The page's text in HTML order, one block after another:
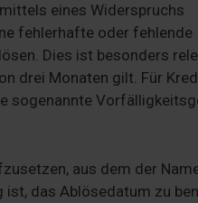
eines Widerspruchs
fehlerhafte oder fehlende
Dies ist besonders
drei Monaten gilt. Für
sogenannte
aus dem der
das Ablösedatum zu